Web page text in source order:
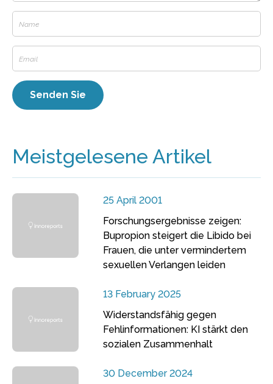
Meistgelesene Artikel
25 April 2001
Forschungsergebnisse zeigen:
Bupropion steigert die Libido bei
Frauen, die unter vermindertem
sexuellen Verlangen leiden
13 February 2025
Widerstandsfähig gegen
Fehlinformationen: KI stärkt den
sozialen Zusammenhalt
30 December 2024